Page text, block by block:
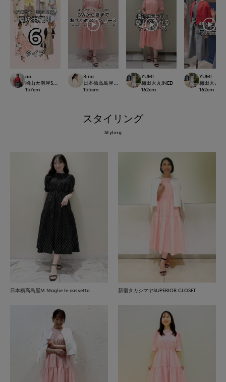
ao
岡山天満屋SUPERIORCLOSET
157cm
Rina
日本橋高島屋M Maglie le cassetto
155cm
YUMI
梅田大丸INED
162cm
YUMI
梅田大丸
162cm
スタイリング
Styling
日本橋高島屋M Maglie le cassetto 新宿タカシマヤSUPERIOR CLOSET